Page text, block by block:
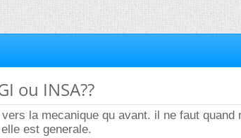
ou INSA??
la mecanique qu avant. il ne faut quand
est generale.